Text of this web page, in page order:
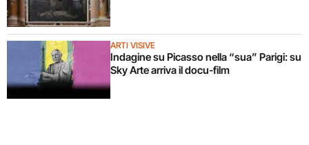
ARTI VISIVE
Indagine su Picasso nella “sua” Parigi: su
Sky Arte arriva il docu-film